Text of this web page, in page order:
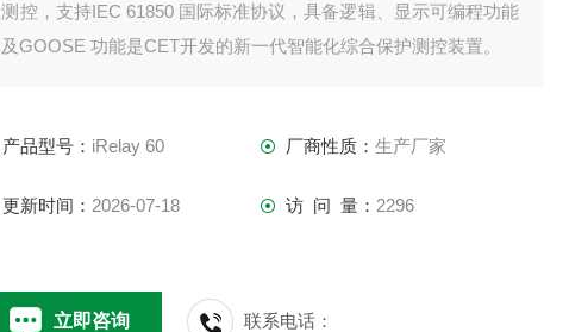
测控，支持IEC 61850 国际标准协议，具备逻辑、显示可编程功能
及GOOSE 功能是CET开发的新一代智能化综合保护测控装置。
产品型号： iRelay 60 厂商性质： 生产厂家
更新时间： 2026-07-18 访 问 量： 2296
立即咨询 联系电话：